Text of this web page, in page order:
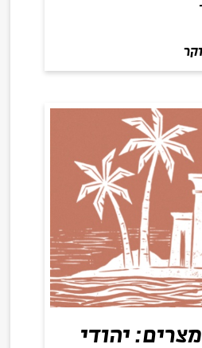
יהודי